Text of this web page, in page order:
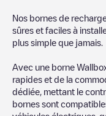
Nos bornes de
sûres et faciles à
plus simple que jamais.
Avec une borne
rapides et de la
dédiée, mettant le
bornes sont